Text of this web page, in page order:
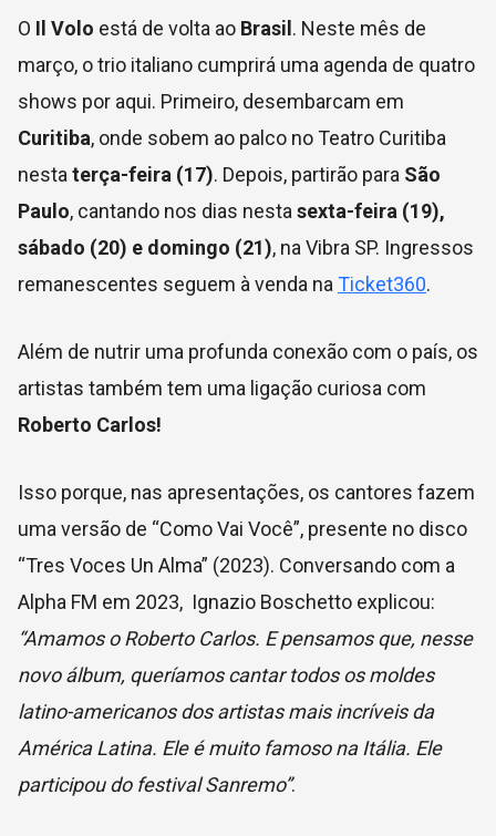
O Il Volo está de volta ao Brasil . Neste mês de
março, o trio italiano cumprirá uma agenda de quatro
shows por aqui. Primeiro, desembarcam em
Curitiba, onde sobem ao palco no Teatro Curitiba
nestaterça-feira (17). Depois, partirão para São
Paulo, cantando nos dias nestasexta-feira (19),
sábado (20) e domingo (21), na Vibra SP. Ingressos
remanescentes seguem à venda naTicket360.
Além de nutrir uma profunda conexão com o país, os
artistas também tem uma ligação curiosa com
Roberto Carlos!
Isso porque, nas apresentações, os cantores fazem
uma versão de “Como Vai Você”, presente no disco
“Tres Voces Un Alma” (2023). Conversando com a
Alpha FM em 2023, Ignazio Boschetto explicou:
“Amamos o Roberto Carlos. E pensamos que, nesse
novo álbum, queríamos cantar todos os moldes
latino-americanos dos artistas mais incríveis da
América Latina. Ele é muito famoso na Itália. Ele
participou do festival Sanremo”.